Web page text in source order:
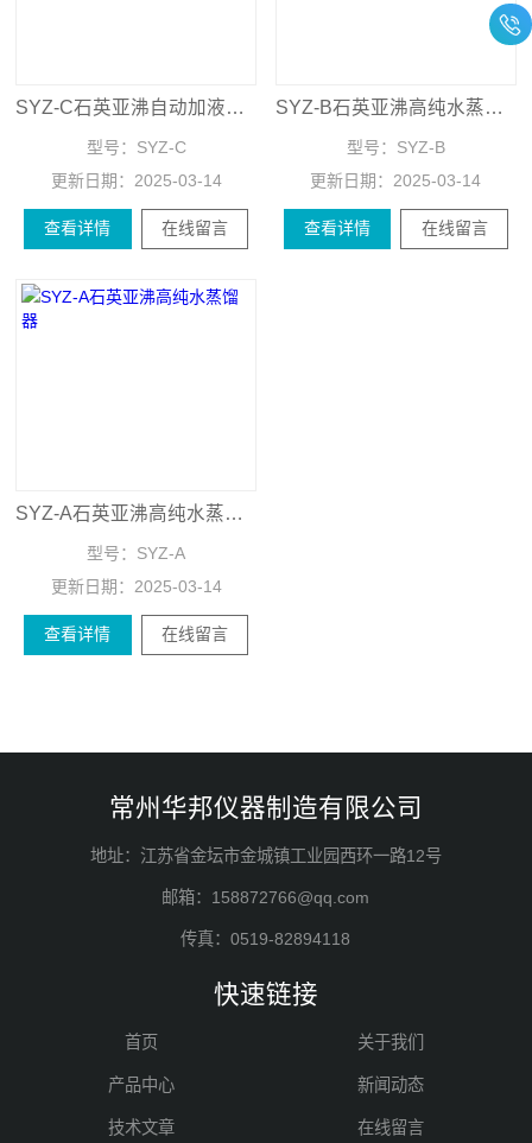
SYZ-C石英亚沸自动加液纯水器
型号： SYZ-C
更新日期： 2025-03-14
查看详情 在线留言
SYZ-B石英亚沸高纯水蒸馏器
型号： SYZ-B
更新日期：2025-03-14
查看详情 在线留言
SYZ-A石英亚沸高纯水蒸馏器
型号： SYZ-A
更新日期： 2025-03-14
查看详情 在线留言
常州华邦仪器制造有限公司
地址：江苏省金坛市金城镇工业园西环一路12号
邮箱：158872766@qq.com
传真：0519-82894118
快速链接
首页 关于我们
产品中心 新闻动态
技术文章 在线留言